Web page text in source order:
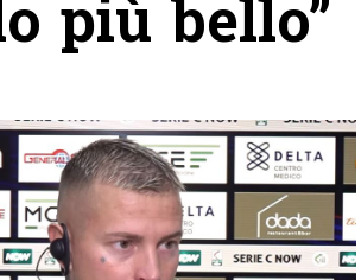
più bello”